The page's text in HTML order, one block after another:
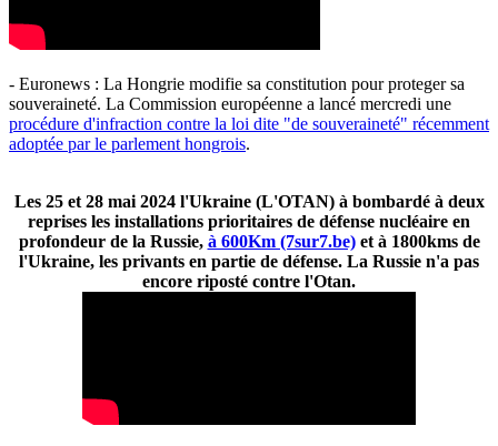
- Euronews : La Hongrie modifie sa constitution pour proteger sa
souveraineté. La Commission européenne a lancé mercredi une
procédure d'infraction contre la loi dite "de souveraineté" récemment
adoptée par le parlement hongrois.
Les 25 et 28 mai 2024 l'Ukraine (L'OTAN) à bombardé à deux
reprises les installations prioritaires de défense nucléaire en
profondeur de la Russie, à 600Km (7sur7.be)et à 1800kms de
l'Ukraine, les privants en partie de défense. La Russie n'a pas
encore riposté contre l'Otan.